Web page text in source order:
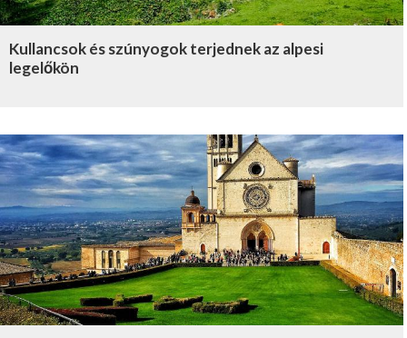
Kullancsok és szúnyogok terjednek az alpesi
legelőkön